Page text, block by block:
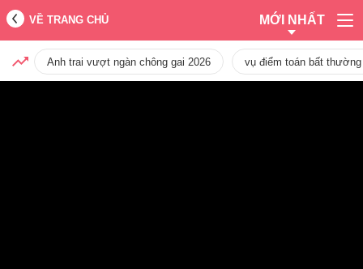
VỀ TRANG CHỦ MỚI NHẤT
Anh trai vượt ngàn chông gai 2026 vụ điểm toán bất